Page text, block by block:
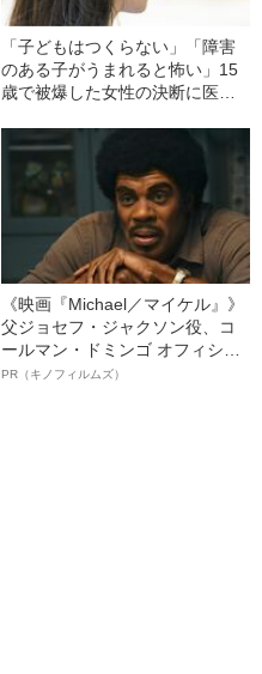
「子どもはつくらない」「障害
のある子がうまれると怖い」15
歳で被爆した女性の決断に医者
者からの衝撃的な一言”
《映画『Michael／マイケル』》
父ジョセフ・ジャクソン役、コ
ールマン・ドミンゴ オフィシャ
ルインタビュー“観客を魅了した
PR（キノフィルムズ）